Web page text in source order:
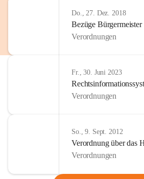
Do., 27. Dez. 2018
Bezüge Bürgermeister
Verordnungen
Fr., 30. Juni 2023
Verordnungen
So., 9. Sept. 2012
Verordnung über das
Verordnungen